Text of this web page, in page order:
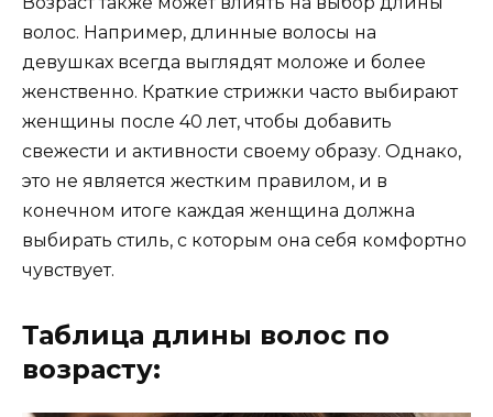
волос. Например, длинные волосы на
девушках всегда выглядят моложе и более
женственно. Краткие стрижки часто выбирают
женщины после 40 лет, чтобы добавить
свежести и активности своему образу. Однако,
это не является жестким правилом, и в
конечном итоге каждая женщина должна
выбирать стиль, с которым она себя комфортно
чувствует.
Таблица длины волос по
возрасту: